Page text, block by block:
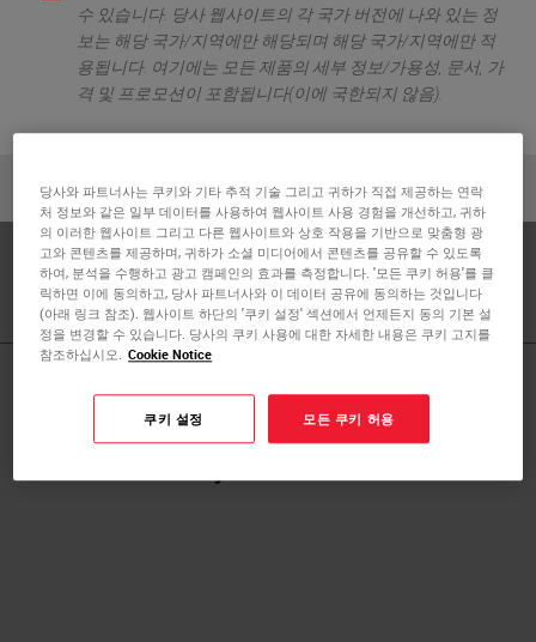
수 있습니다. 당사 웹사이트의 각 국가 버전에 나와 있는 정
보는 해당 국가/지역에만 해당되며 해당 국가/지역에만 적
용됩니다. 여기에는 모든 제품의 세부 정보/가용성, 문서, 가
격 및 프로모션이 포함됩니다(이에 국한되지 않음).
YES or No
Gastrointestinal and Hepatobiliary/Surgical Pathology
Clinical Instructor, The Medical University of South
Carolina, Charleston, SC, USA.
Published Pieces by
Dr. Tiffany
당사와 파트너사는 쿠키와 기타 추적 기술 그리고 귀하가 직접 제공하는 연락
처 정보와 같은 일부 데이터를 사용하여 웹사이트 사용 경험을 개선하고, 귀하
의 이러한 웹사이트 그리고 다른 웹사이트와 상호 작용을 기반으로 맞춤형 광
고와 콘텐츠를 제공하며, 귀하가 소셜 미디어에서 콘텐츠를 공유할 수 있도록
하여, 분석을 수행하고 광고 캠페인의 효과를 측정합니다. '모든 쿠키 허용'를 클
릭하면 이에 동의하고, 당사 파트너사와 이 데이터 공유에 동의하는 것입니다
(아래 링크 참조). 웹사이트 하단의 '쿠키 설정' 섹션에서 언제든지 동의 기본 설
정을 변경할 수 있습니다. 당사의 쿠키 사용에 대한 자세한 내용은 쿠키 고지를
참조하십시오. Cookie Notice
쿠키 설정 모든 쿠키 허용